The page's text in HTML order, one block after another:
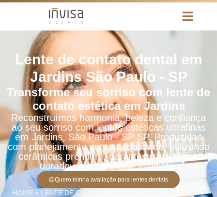
Lente de contato dental em
Jardins São Paulo - SP
Transforme seu sorriso com lente de
contato estética em Jardins
Reconstruímos harmonia, beleza e confiança
ao seu sorriso com lentes estéticas ultrafinas
em Jardins, São Paulo - SP SP. Produzidas
com planejamento computadorizado, utilizando
cerâmicas premium, garantem resistência
duradoura e harmonia imediata.
Quero minha avaliação para lentes dentais
HOME » LENTE DE CONTATO DENTAL EM SÃO PAULO SP »